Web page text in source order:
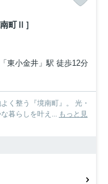
町Ⅱ］
東小金井」駅 徒歩12分
く整う『境南町』。 光・
暮らしを叶え... もっと見